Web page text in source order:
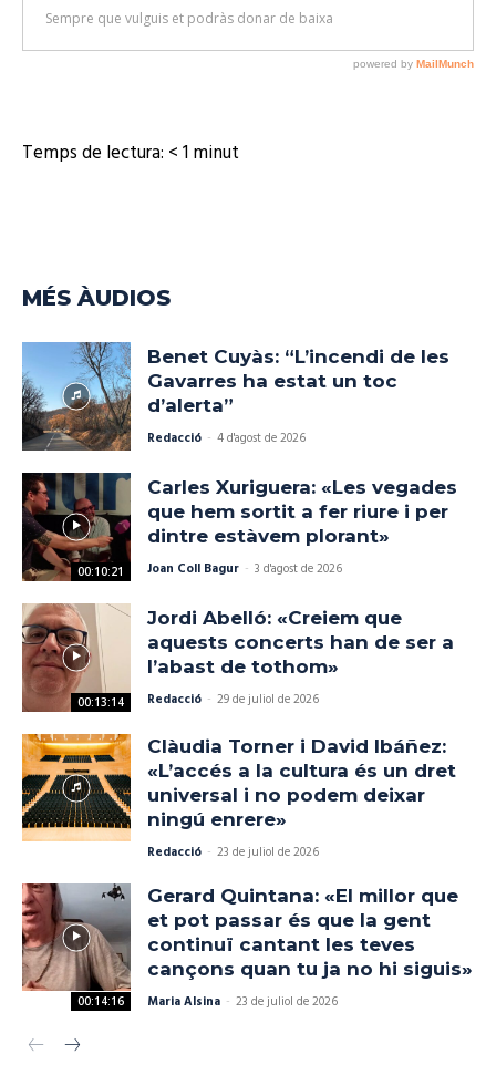
Temps de lectura: < 1minut
MÉS ÀUDIOS
Benet Cuyàs: “L’incendi de les
Gavarres ha estat un toc
d’alerta”
Redacció - 4 d'agost de 2026
00:10:21
Carles Xuriguera: «Les vegades
que hem sortit a fer riure i per
dintre estàvem plorant»
Joan Coll Bagur - 3 d'agost de 2026
00:13:14
Jordi Abelló: «Creiem que
aquests concerts han de ser a
l’abast de tothom»
Redacció - 29 de juliol de 2026
Clàudia Torner i David Ibáñez:
«L’accés a la cultura és un dret
universal i no podem deixar
ningú enrere»
Redacció - 23 de juliol de 2026
00:14:16
Gerard Quintana: «El millor que
et pot passar és que la gent
continuï cantant les teves
cançons quan tu ja no hi siguis»
Maria Alsina - 23 de juliol de 2026